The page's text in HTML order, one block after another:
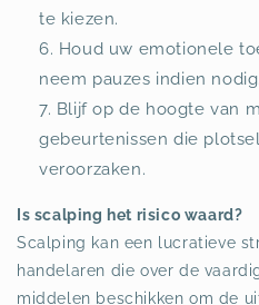
te kiezen.
Houd uw emotionele
neem pauzes indien nodig.
Blijf op de hoogte van
gebeurtenissen die
veroorzaken.
Is scalping het risico waard?
Scalping kan een lucratieve
handelaren die over de
middelen beschikken om de